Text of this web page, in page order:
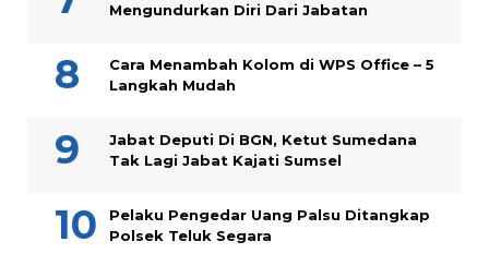
Mengundurkan Diri Dari Jabatan
Cara Menambah Kolom di WPS Office – 5
Langkah Mudah
Jabat Deputi Di BGN, Ketut Sumedana
Tak Lagi Jabat Kajati Sumsel
Pelaku Pengedar Uang Palsu Ditangkap
Polsek Teluk Segara